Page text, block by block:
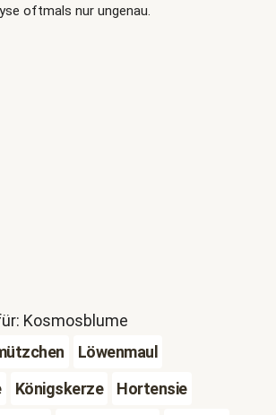
oftmals nur ungenau.
Kosmosblume
Löwenmaul
Königskerze
Hortensie